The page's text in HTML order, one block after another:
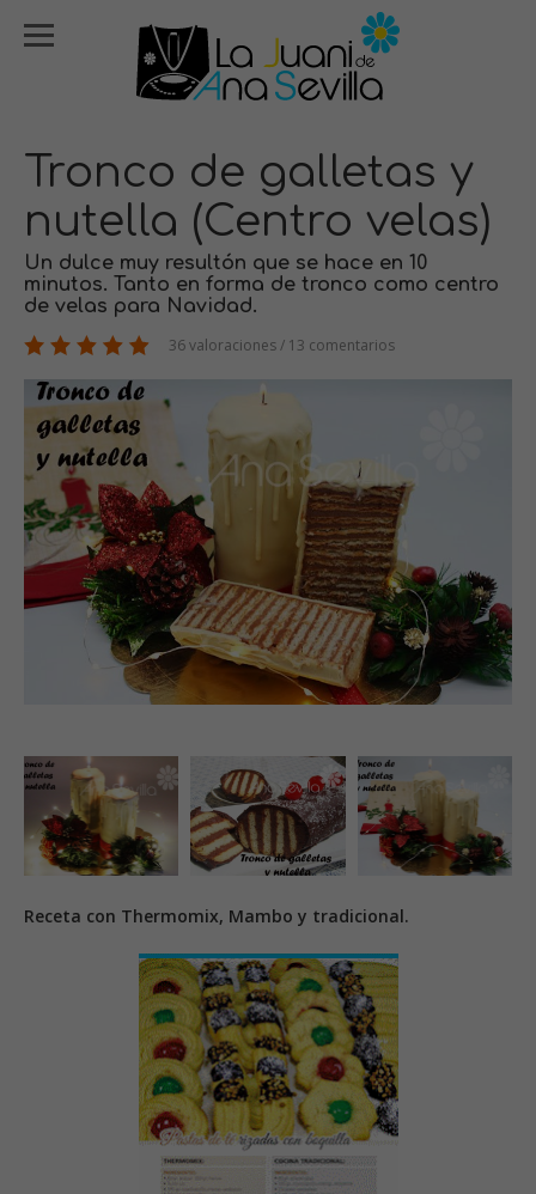
Tronco de galletas y
nutella (Centro velas)
Un dulce muy resultón que se hace en 10
minutos. Tanto en forma de tronco como centro
de velas para Navidad.
36 valoraciones / 13 comentarios
Receta con Thermomix, Mambo y tradicional.